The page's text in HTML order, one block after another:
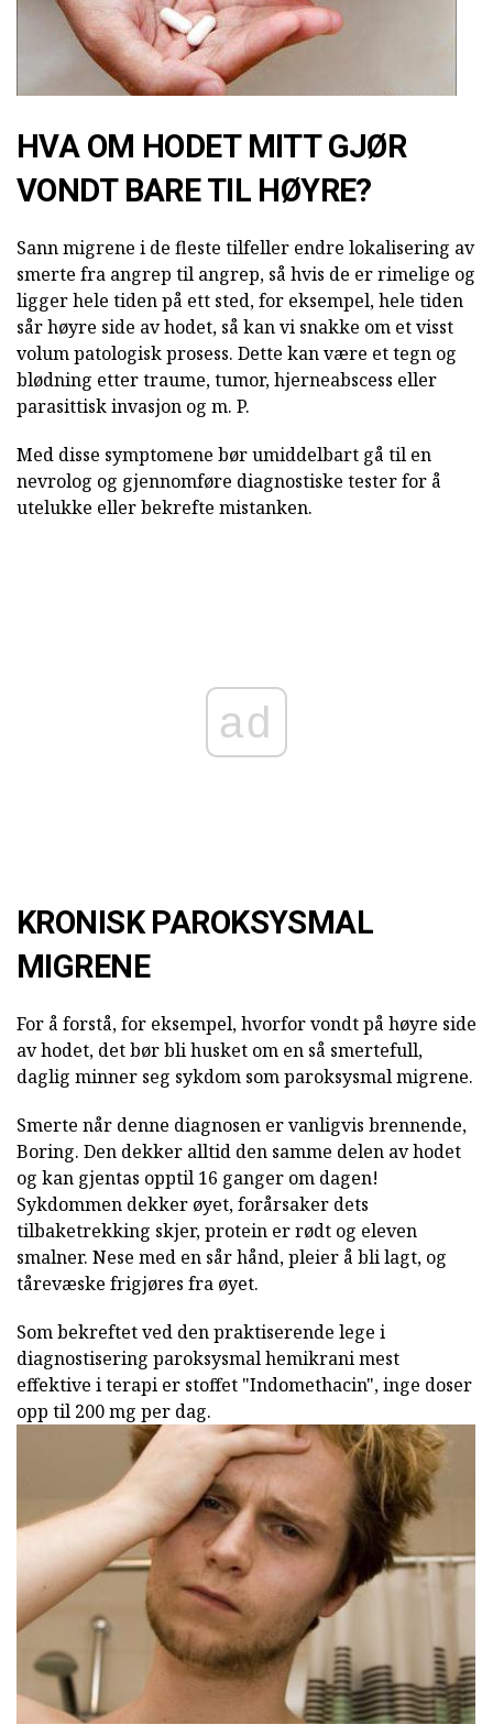
HVA OM HODET MITT GJØR
VONDT BARE TIL HØYRE?
Sann migrene i de fleste tilfeller endre lokalisering av
smerte fra angrep til angrep, så hvis de er rimelige og
ligger hele tiden på ett sted, for eksempel, hele tiden
sår høyre side av hodet, så kan vi snakke om et visst
volum patologisk prosess. Dette kan være et tegn og
blødning etter traume, tumor, hjerneabscess eller
parasittisk invasjon og m. P.
Med disse symptomene bør umiddelbart gå til en
nevrolog og gjennomføre diagnostiske tester for å
utelukke eller bekrefte mistanken.
ad
KRONISK PAROKSYSMAL
MIGRENE
For å forstå, for eksempel, hvorfor vondt på høyre side
av hodet, det bør bli husket om en så smertefull,
daglig minner seg sykdom som paroksysmal migrene.
Smerte når denne diagnosen er vanligvis brennende,
Boring. Den dekker alltid den samme delen av hodet
og kan gjentas opptil 16 ganger om dagen!
Sykdommen dekker øyet, forårsaker dets
tilbaketrekking skjer, protein er rødt og eleven
smalner. Nese med en sår hånd, pleier å bli lagt, og
tårevæske frigjøres fra øyet.
Som bekreftet ved den praktiserende lege i
diagnostisering paroksysmal hemikrani mest
effektive i terapi er stoffet "Indomethacin", inge doser
opp til 200 mg per dag.